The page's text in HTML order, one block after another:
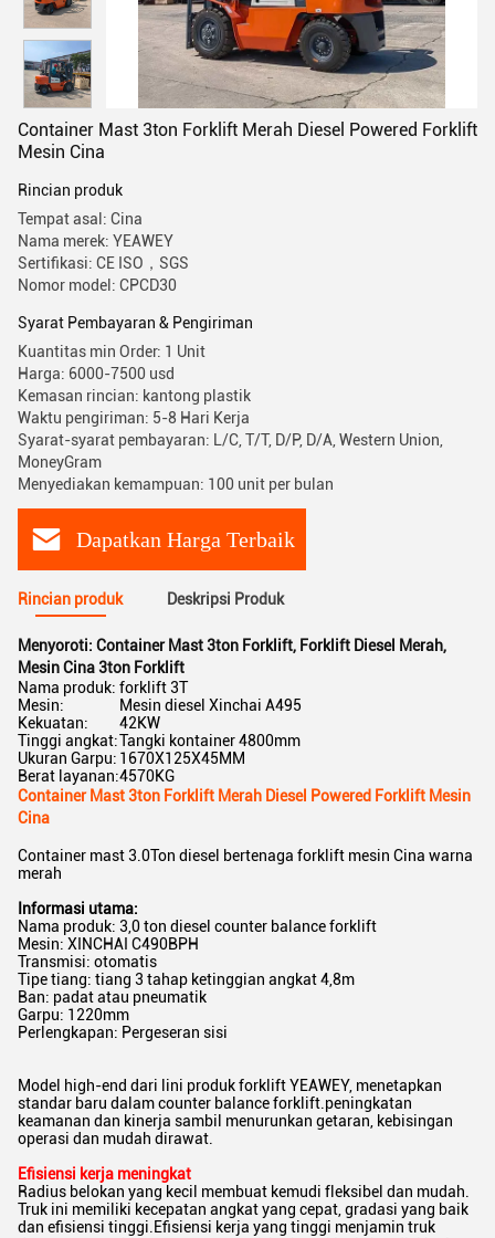
Container Mast 3ton Forklift Merah Diesel Powered Forklift
Mesin Cina
Rincian produk
Tempat asal: Cina
Nama merek: YEAWEY
Sertifikasi: CE ISO，SGS
Nomor model: CPCD30
Syarat Pembayaran & Pengiriman
Kuantitas min Order: 1 Unit
Harga: 6000-7500 usd
Kemasan rincian: kantong plastik
Waktu pengiriman: 5-8 Hari Kerja
Syarat-syarat pembayaran: L/C, T/T, D/P, D/A, Western Union,
MoneyGram
Menyediakan kemampuan: 100 unit per bulan
Dapatkan Harga Terbaik
Rincian produk Deskripsi Produk
Menyoroti: Container Mast 3ton Forklift, Forklift Diesel Merah,
Mesin Cina 3ton Forklift
Nama produk: forklift 3T
Mesin:
Mesin diesel Xinchai A495
Kekuatan:
42KW
Tinggi angkat:Tangki kontainer 4800mm
Ukuran Garpu: 1670X125X45MM
Berat layanan:4570KG
Container Mast 3ton Forklift Merah Diesel Powered Forklift Mesin
Cina
Container mast 3.0Ton diesel bertenaga forklift mesin Cina warna
merah
Informasi utama:
Nama produk: 3,0 ton diesel counter balance forklift
Mesin: XINCHAI C490BPH
Transmisi: otomatis
Tipe tiang: tiang 3 tahap ketinggian angkat 4,8m
Ban: padat atau pneumatik
Garpu: 1220mm
Perlengkapan: Pergeseran sisi
Model high-end dari lini produk forklift YEAWEY, menetapkan
standar baru dalam counter balance forklift.peningkatan
keamanan dan kinerja sambil menurunkan getaran, kebisingan
operasi dan mudah dirawat.
Efisiensi kerja meningkat
Radius belokan yang kecil membuat kemudi fleksibel dan mudah.
Truk ini memiliki kecepatan angkat yang cepat, gradasi yang baik
dan efisiensi tinggi.Efisiensi kerja yang tinggi menjamin truk